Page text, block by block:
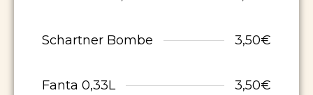
Schartner Bombe 3,50€
Fanta 0,33L 3,50€